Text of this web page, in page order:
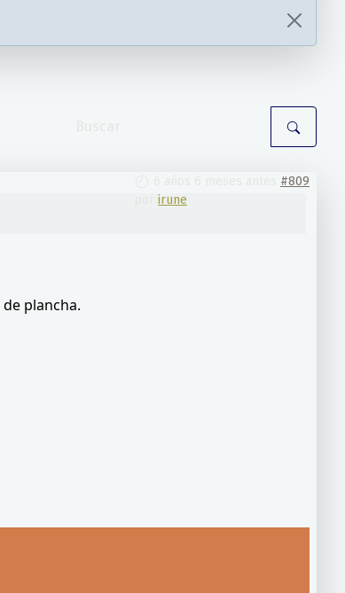
#809
irune
plancha.